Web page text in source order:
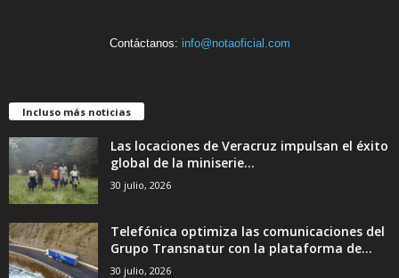
Contáctanos: info@notaoficial.com
Incluso más noticias
Las locaciones de Veracruz impulsan el éxito
global de la miniserie...
30 julio, 2026
Telefónica optimiza las comunicaciones del
Grupo Transnatur con la plataforma de...
30 julio, 2026